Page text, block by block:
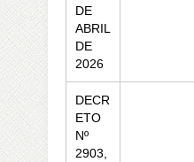
DE
ABRIL
DE
2026
DECR
ETO
Nº
2903,